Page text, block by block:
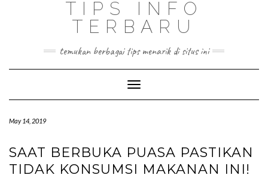
TIPS INFO
TERBARU
temukan berbagai tips menarik di situs ini
Toggle
Navigation
May 14, 2019
SAAT BERBUKA PUASA PASTIKAN
TIDAK KONSUMSI MAKANAN INI!